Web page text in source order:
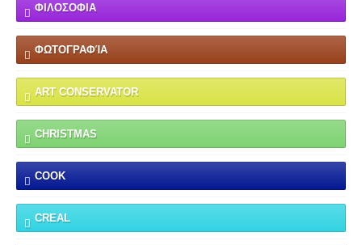
ΦΙΛΟΣΟΦΙΑ
ΦΩΤΟΓΡΑΦΊΑ
ART CONSERVATOR
CHRISTMAS
COOK
CREAL